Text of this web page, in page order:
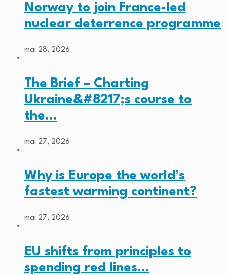
Norway to join France-led
nuclear deterrence programme
mai 28, 2026
The Brief – Charting
Ukraine&#8217;s course to
the…
mai 27, 2026
Why is Europe the world’s
fastest warming continent?
mai 27, 2026
EU shifts from principles to
spending red lines…